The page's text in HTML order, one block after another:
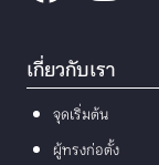
เกี่ยวกับเรา
จุดเริ่มต้น
ผู้ทรงก่อตั้ง